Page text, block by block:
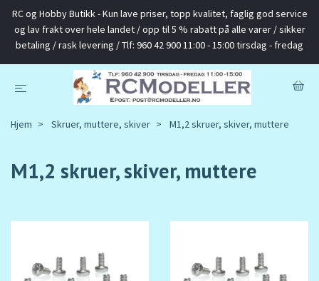
RC og Hobby Butikk - Kun lave priser, topp kvalitet, faglig god service
og lav frakt over hele landet / opp til 5 % rabatt på alle varer / sikker
betaling / rask levering / Tlf: 960 42 900 11:00 - 15:00 tirsdag - fredag
Hjem Skruer, muttere, skiver M1,2 skruer, skiver, muttere
M1,2 skruer, skiver, muttere